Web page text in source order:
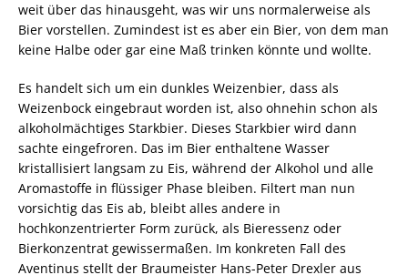
weit über das hinausgeht, was wir uns normalerweise als
Bier vorstellen. Zumindest ist es aber ein Bier, von dem man
keine Halbe oder gar eine Maß trinken könnte und wollte.
Es handelt sich um ein dunkles Weizenbier, dass als
Weizenbock eingebraut worden ist, also ohnehin schon als
alkoholmächtiges Starkbier. Dieses Starkbier wird dann
sachte eingefroren. Das im Bier enthaltene Wasser
kristallisiert langsam zu Eis, während der Alkohol und alle
Aromastoffe in flüssiger Phase bleiben. Filtert man nun
vorsichtig das Eis ab, bleibt alles andere in
hochkonzentrierter Form zurück, als Bieressenz oder
Bierkonzentrat gewissermaßen. Im konkreten Fall des
Aventinus stellt der Braumeister Hans-Peter Drexler aus